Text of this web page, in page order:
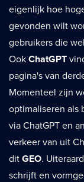
eigenlijk hoe
gevonden wilt
gebruikers die
Ook ChatGPT
pagina's van
Momenteel zijn
optimaliseren als
via ChatGPT en
verkeer van uit
dit GEO.
schrijft en